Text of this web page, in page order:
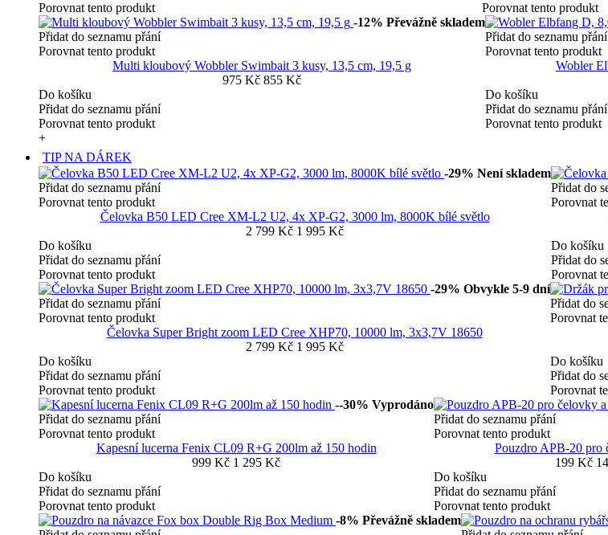
Porovnat tento produkt
Porovnat tento produkt
-12% Převážně skladem
Přidat do seznamu přání
Porovnat tento produkt
Multi kloubový Wobbler Swimbait 3 kusy, 13,5 cm, 19,5 g
975 Kč 855 Kč
Do košíku
Přidat do seznamu přání
Porovnat tento produkt
Přidat do seznamu přání
Porovnat tento produkt
Wobler
Do košíku
Přidat do seznamu přání
Porovnat tento produkt
+
TIP NA DÁREK
-29% Není skladem
Přidat do seznamu přání
Porovnat tento produkt
Čelovka B50 LED Cree XM-L2 U2, 4x XP-G2, 3000 lm, 8000K bílé světlo
2 799 Kč 1 995 Kč
Do košíku
Přidat do seznamu přání
Porovnat tento produkt
Přidat do
Porovnat
Do košíku
Přidat do
Porovnat
-29% Obvykle 5-9 dní
Přidat do seznamu přání
Porovnat tento produkt
Čelovka Super Bright zoom LED Cree XHP70, 10000 lm, 3x3,7V 18650
2 799 Kč 1 995 Kč
Do košíku
Přidat do seznamu přání
Porovnat tento produkt
Přidat do
Porovnat
Do košíku
Přidat do
Porovnat
--30% Vyprodáno
Přidat do seznamu přání
Porovnat tento produkt
Kapesní lucerna Fenix CL09 R+G 200lm až 150 hodin
999 Kč 1 295 Kč
Do košíku
Přidat do seznamu přání
Porovnat tento produkt
Přidat do seznamu přání
Porovnat tento produkt
Pouzdro APB-20 pro
199 Kč
Do košíku
Přidat do seznamu přání
Porovnat tento produkt
-8% Převážně skladem